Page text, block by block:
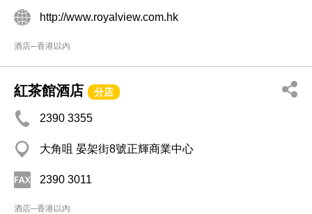
http://www.royalview.com.hk
酒店─香港以內
紅茶館酒店 分店
2390 3355
大角咀 晏架街8號正輝商業中心
2390 3011
酒店─香港以內